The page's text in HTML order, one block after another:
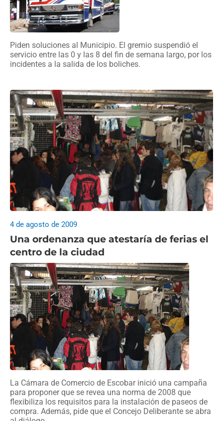
Piden soluciones al Municipio. El gremio suspendió el
servicio entre las 0 y las 8 del fin de semana largo, por los
incidentes a la salida de los boliches.
Una ordenanza que atestaría de ferias el
centro de la ciudad
4 de agosto de 2009
La Cámara de Comercio de Escobar inició una campaña
para proponer que se revea una norma de 2008 que
flexibiliza los requisitos para la instalación de paseos de
compra. Además, pide que el Concejo Deliberante se abra